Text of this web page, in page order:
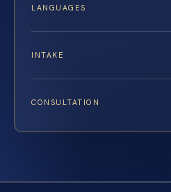
LANGUAGES
INTAKE
CONSULTATION